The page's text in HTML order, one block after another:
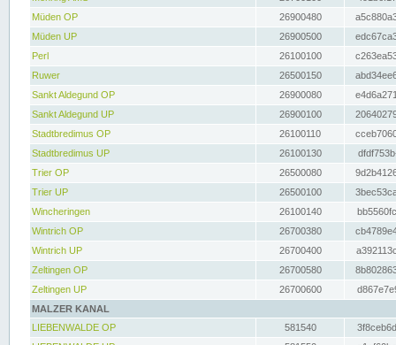
Müden OP
26900480
Müden UP
26900500
Perl
26100100
Ruwer
26500150
Sankt Aldegund OP
26900080
Sankt Aldegund UP
26900100
Stadtbredimus OP
26100110
Stadtbredimus UP
26100130
Trier OP
26500080
Trier UP
26500100
Wincheringen
26100140
Wintrich OP
26700380
Wintrich UP
26700400
Zeltingen OP
26700580
Zeltingen UP
26700600
MALZER KANAL
LIEBENWALDE OP
581540